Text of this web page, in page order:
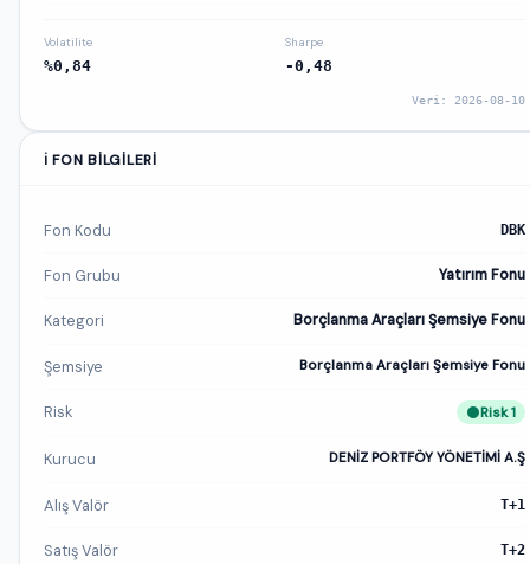
Volatilite
%0,84
Sharpe
-0,48
Veri: 2026-08-10
ℹ️ FON BILGILERI
Fon Kodu DBK
Fon Grubu Yatırım Fonu
Kategori Borçlanma Araçları Şemsiye Fonu
Şemsiye Borçlanma Araçları Şemsiye Fonu
Risk Risk 1
Kurucu DENİZ PORTFÖY YÖNETİMİ A.Ş
Alış Valör T+1
Satış Valör T+2